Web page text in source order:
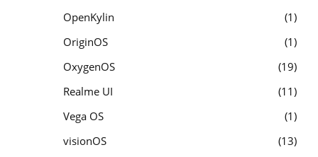
OpenKylin
1
OriginOS
1
OxygenOS
19
Realme UI
11
Vega OS
1
visionOS
13